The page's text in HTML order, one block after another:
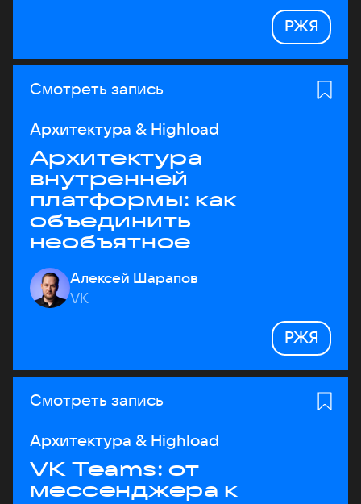
РЖЯ
Смотреть запись
Архитектура & Highload
Архитектура
внутренней
платформы: как
объединить
необъятное
Алексей Шарапов
VK
РЖЯ
Смотреть запись
Архитектура & Highload
VK Teams: от
мессенджера к